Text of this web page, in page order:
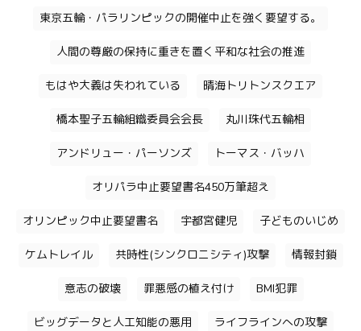
東京五輪・パラリンピックの開催中止を強く要望する。
人間の尊厳の保持に重きを置く平和な社会の推進
もはや大義は失われている 晴海トリトンスクエア
橋本聖子五輪組織委員会会長 丸川珠代五輪相
アンドリュー・パーソンズ トーマス・バッハ
オリパラ中止要望書名450万筆超え
オリンピック中止要望書名 宇都宮健児 子どものいじめ
ケムトレイル 共時性(シンクロニシティ)攻撃 情報封鎖
意志の破壊 罪悪感の植え付け BMI犯罪
ビッグデータと人工知能の悪用 ライフラインへの攻撃